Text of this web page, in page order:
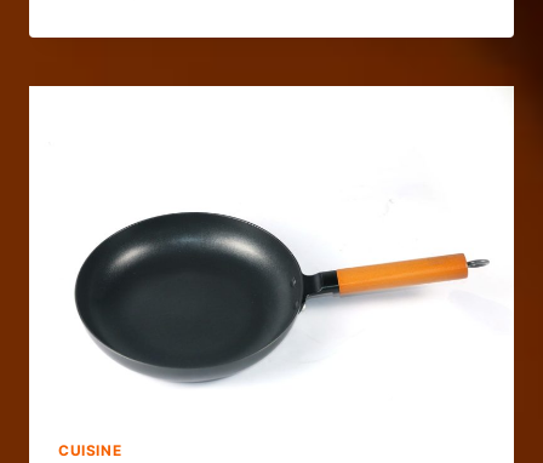
MANGER
DES
ET
ASTUCES
CUISINE